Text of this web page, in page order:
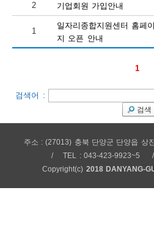
2 기업회원 가입안내
1
일자리종합지원센터 홈페이
지 오픈 안내
1
검색어 :
검색
안
내
센
주소 : (27013) 충북 단양군 단양읍 상
TEL : 043-423-9923~5
Copyright(c) 2018 DANYANG-